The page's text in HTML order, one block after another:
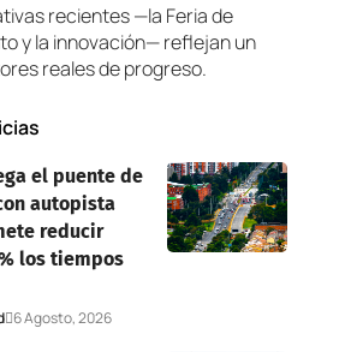
recientes —la Feria de
y la innovación— reflejan un
reales de progreso.
el puente de
autopista
reducir
los tiempos
6 Agosto, 2026